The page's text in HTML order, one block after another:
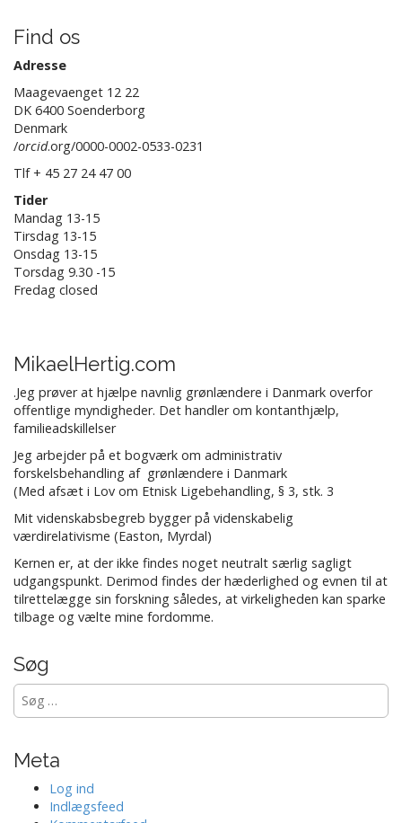
Find os
Adresse
Maagevaenget 12 22
DK 6400 Soenderborg
Denmark
/orcid.org/0000-0002-0533-0231
Tlf + 45 27 24 47 00
Tider
Mandag 13-15
Tirsdag 13-15
Onsdag 13-15
Torsdag 9.30 -15
Fredag closed
MikaelHertig.com
.Jeg prøver at hjælpe navnlig grønlændere i Danmark overfor
offentlige myndigheder. Det handler om kontanthjælp,
familieadskillelser
Jeg arbejder på et bogværk om administrativ
forskelsbehandling af grønlændere i Danmark
(Med afsæt i Lov om Etnisk Ligebehandling, § 3, stk. 3
Mit videnskabsbegreb bygger på videnskabelig
værdirelativisme (Easton, Myrdal)
Kernen er, at der ikke findes noget neutralt særlig sagligt
udgangspunkt. Derimod findes der hæderlighed og evnen til at
tilrettelægge sin forskning således, at virkeligheden kan sparke
tilbage og vælte mine fordomme.
Søg
Søg
efter:
Meta
Log ind
Indlægsfeed